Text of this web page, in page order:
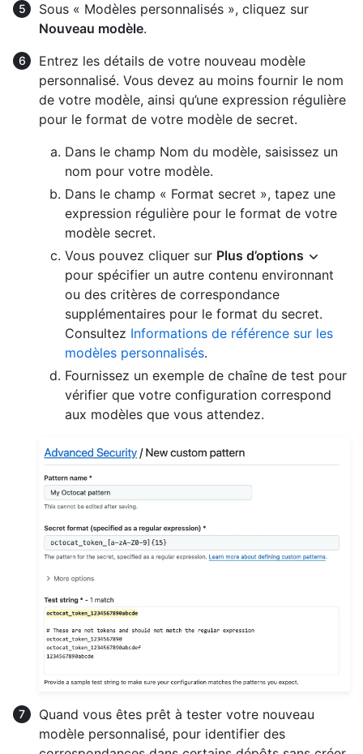
Sous « Modèles personnalisés », cliquez sur
Nouveau modèle.
Entrez les détails de votre nouveau modèle
personnalisé. Vous devez au moins fournir le nom
de votre modèle, ainsi qu’une expression régulière
pour le format de votre modèle de secret.
Dans le champ Nom du modèle, saisissez un
nom pour votre modèle.
Dans le champ « Format secret », tapez une
expression régulière pour le format de votre
modèle secret.
Vous pouvez cliquer sur Plus d’options
pour spécifier un autre contenu environnant
ou des critères de correspondance
supplémentaires pour le format du secret.
Consultez Informations de référence sur les
modèles personnalisés.
Fournissez un exemple de chaîne de test pour
vérifier que votre configuration correspond
aux modèles que vous attendez.
Quand vous êtes prêt à tester votre nouveau
modèle personnalisé, pour identifier des